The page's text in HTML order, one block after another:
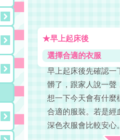
★早上起床後
選擇合適的衣服
早上起床後先確認一
髒了，跟家人說一聲
想一下今天會有什麼
合適的服裝。若是經
深色衣服會比較安心。